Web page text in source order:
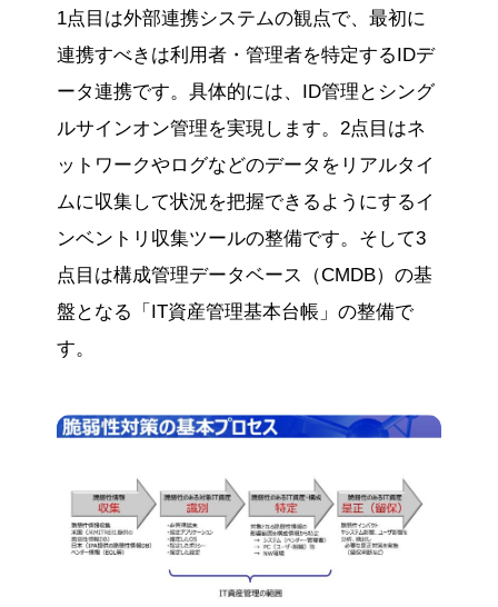
1点目は外部連携システムの観点で、最初に
連携すべきは利用者・管理者を特定するIDデ
ータ連携です。具体的には、ID管理とシング
ルサインオン管理を実現します。2点目はネ
ットワークやログなどのデータをリアルタイ
ムに収集して状況を把握できるようにするイ
ンベントリ収集ツールの整備です。そして3
点目は構成管理データベース（CMDB）の基
盤となる「IT資産管理基本台帳」の整備で
す。